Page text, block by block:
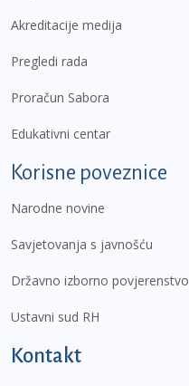
Akreditacije medija
Pregledi rada
Proračun Sabora
Edukativni centar
Korisne poveznice
Narodne novine
Savjetovanja s javnošću
Državno izborno povjerenstvo
Ustavni sud RH
Kontakt